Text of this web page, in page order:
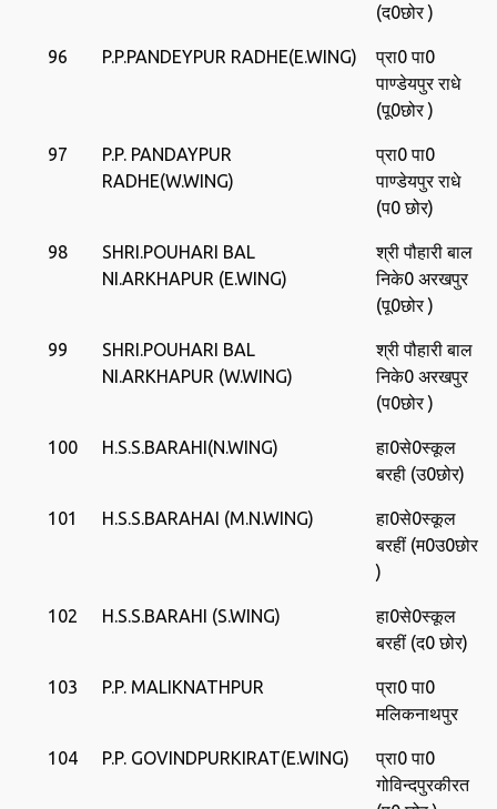
(द0छोर )
96 P.P.PANDEYPUR RADHE(E.WING)
प्रा0 पा0
पाण्‍डेयपुर राधे
(पू0छोर )
97
P.P. PANDAYPUR
RADHE(W.WING)
प्रा0 पा0
पाण्‍डेयपुर राधे
(प0 छोर)
98
SHRI.POUHARI BAL
NI.ARKHAPUR (E.WING)
श्री पौहारी बाल
निके0 अरखपुर
(पू0छोर )
99
SHRI.POUHARI BAL
NI.ARKHAPUR (W.WING)
श्री पौहारी बाल
निके0 अरखपुर
(प0छोर )
100 H.S.S.BARAHI(N.WING)
हा0से0स्‍कूल
बरही (उ0छोर)
101 H.S.S.BARAHAI (M.N.WING)
हा0से0स्‍कूल
बरहीं (म0उ0छोर
)
102 H.S.S.BARAHI (S.WING)
हा0से0स्‍कूल
बरहीं (द0 छोर)
103 P.P. MALIKNATHPUR
प्रा0 पा0
मलिकनाथपुर
104 P.P. GOVINDPURKIRAT(E.WING)
प्रा0 पा0
गोविन्‍दपुरकीरत